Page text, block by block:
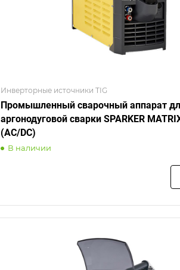
Инверторные источники TIG
Промышленный сварочный аппарат
аргонодуговой сварки SPARKER
(AC/DC)
В наличии